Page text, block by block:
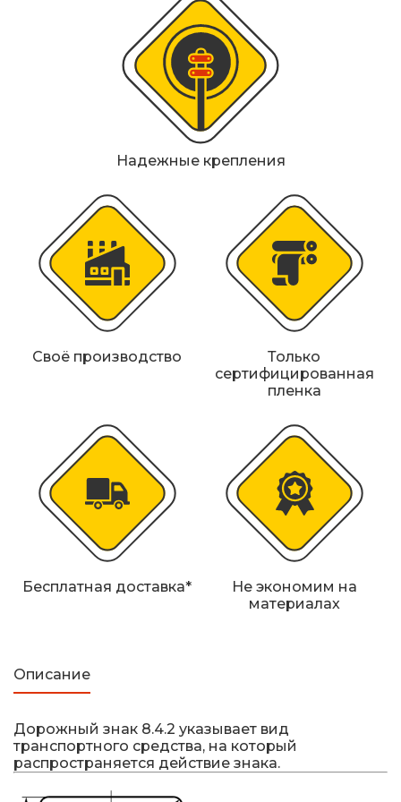
Сферические дорожные зеркала
Светофоры
Светодиодные светофоры T7
ограждения
Материалы для дорожной разметки
Знаки безопасности
Знаки магистральных газопроводов
Дорожное оборудование
Прочее
Своё производство
Только
сертифицированная
пленка
Надежные крепления
Бесплатная доставка*
Не экономим на
материалах
Описание
Дорожный знак 8.4.2 указывает вид
транспортного средства, на который
распространяется действие знака.